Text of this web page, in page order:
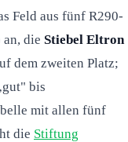
Feld aus fünf R290-
an, die Stiebel Eltron
dem zweiten Platz;
bis
mit allen fünf
die Stiftung